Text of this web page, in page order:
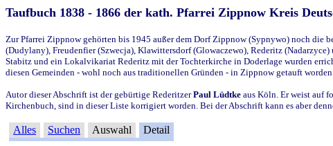
Taufbuch 1838 - 1866 der kath. Pfarrei Zippnow Kreis
Zur Pfarrei Zippnow gehörten bis 1945 außer dem Dorf Zippnow (Sypnywo) noch die
(Dudylany), Freudenfier (Szwecja), Klawittersdorf (Glowaczewo), Rederitz
Stabitz und ein Lokalvikariat Rederitz mit der Tochterkirche in Doderlage wurden
diesen Gemeinden - wohl noch aus traditionellen Gründen - in Zippnow getauft worden.
Autor dieser Abschrift ist der gebürtige RederitzerPaul Lüdtke aus Köln. Er weist auf
Kirchenbuch, sind in dieser Liste korrigiert worden. Bei der Abschrift kann es aber
Alles Suchen Auswahl Detail